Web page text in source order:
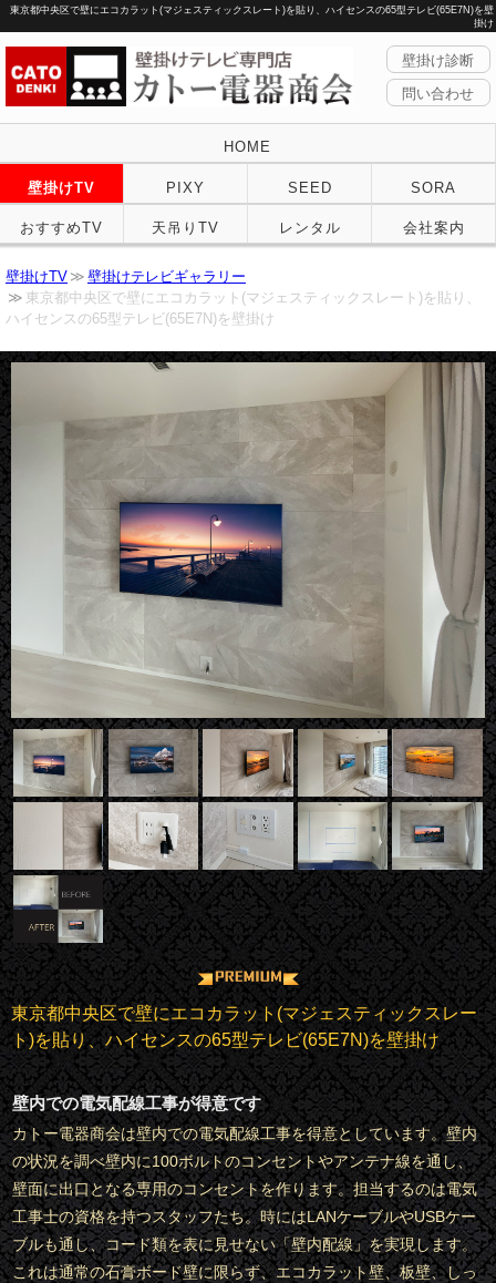
東京都中央区で壁にエコカラット(マジェスティックスレート)を貼り、ハイセンスの65型テレビ(65E7N)を壁
掛け
壁掛け診断
問い合わせ
HOME
壁掛けTV PIXY SEED SORA
おすすめTV 天吊りTV レンタル 会社案内
壁掛けTV
壁掛けテレビギャラリー
東京都中央区で壁にエコカラット(マジェスティックスレート)を貼り、
ハイセンスの65型テレビ(65E7N)を壁掛け
東京都中央区で壁にエコカラット(マジェスティックスレー
ト)を貼り、ハイセンスの65型テレビ(65E7N)を壁掛け
壁内での電気配線工事が得意です
カトー電器商会は壁内での電気配線工事を得意としています。壁内
の状況を調べ壁内に100ボルトのコンセントやアンテナ線を通し、
壁面に出口となる専用のコンセントを作ります。担当するのは電気
工事士の資格を持つスタッフたち。時にはLANケーブルやUSBケー
ブルも通し、コード類を表に見せない「壁内配線」を実現します。
これは通常の石膏ボード壁に限らず、エコカラット壁、板壁、しっ